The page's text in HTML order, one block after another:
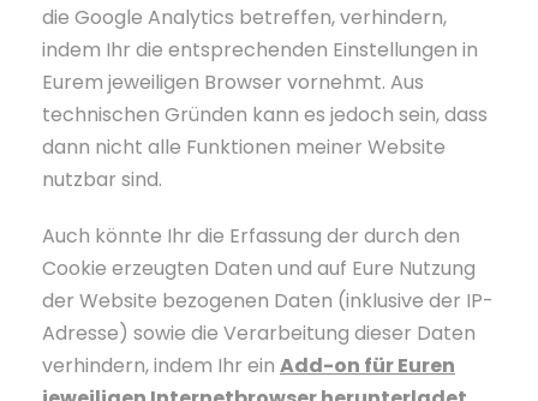
die Google Analytics betreffen, verhindern,
indem Ihr die entsprechenden Einstellungen in
Eurem jeweiligen Browser vornehmt. Aus
technischen Gründen kann es jedoch sein, dass
dann nicht alle Funktionen meiner Website
nutzbar sind.
Auch könnte Ihr die Erfassung der durch den
Cookie erzeugten Daten und auf Eure Nutzung
der Website bezogenen Daten (inklusive der IP-
Adresse) sowie die Verarbeitung dieser Daten
verhindern, indem Ihr ein Add-on für Euren